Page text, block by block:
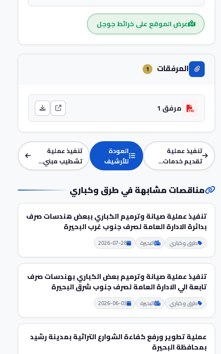
عرض الموقع على خرائط جوجل
المرفقات 1
مرفق 1
تنفيذ عملية
تقديم خدمات...
العودة
للأرشيف
تنفيذ عملية
تشطيب مبني...
مناقصات مشابهة في طرق وكباري
تنفيذ عملية صيانة وترميم الكباري ببعض هندسات صرف
بدائرة الادارة العامة لصرف جنوب غرب البحيرة
طرق وكباري البحيرة 2026-07-28
تنفيذ عملية صيانة وترميم بعض الكباري بهندسات صرف
تابعة الي الادارة العامة لصرف جنوب شرق البحيرة
طرق وكباري البحيرة 2026-06-03
عملية تطوير ورفع كفاءة الشوارع التراثية بمدينة رشيد
بمحافظة البحيرة